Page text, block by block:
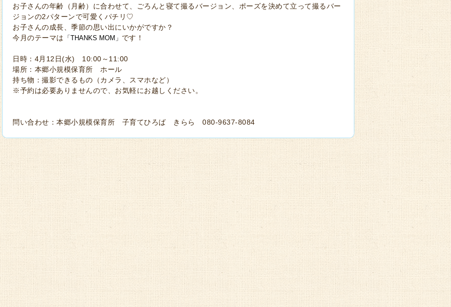
お子さんの年齢（月齢）に合わせて、ごろんと寝て撮るバージョン、ポーズを決めて立って撮るバー
ジョンの2パターンで可愛くパチリ♡
お子さんの成長、季節の思い出にいかがですか？
今月のテーマは 「THANKS MOM 」 です！
日時：4月12日(水) 10:00～11:00
場所：本郷小規模保育所 ホール
持ち物：撮影できるもの（カメラ、スマホなど）
※予約は必要ありませんので、お気軽にお越しください。
問い合わせ：本郷小規模保育所 子育てひろば きらら 080-9637-8084